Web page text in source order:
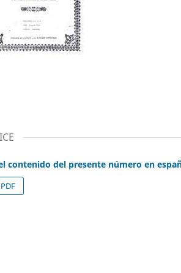
contenido del presente número en
PDF